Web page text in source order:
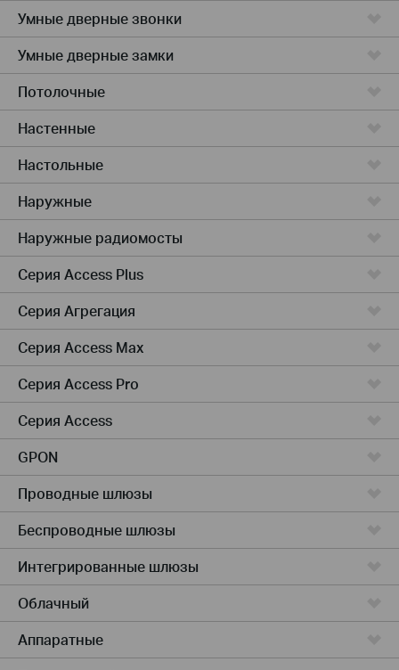
Умные дверные звонки
Умные дверные замки
Потолочные
Настенные
Настольные
Наружные
Наружные радиомосты
Серия Access Plus
Серия Агрегация
Серия Access Max
Серия Access Pro
Серия Access
GPON
Проводные шлюзы
Беспроводные шлюзы
Интегрированные шлюзы
Облачный
Аппаратные